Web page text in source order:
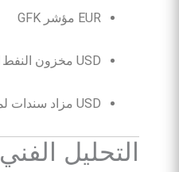
EUR مؤشر GFK
USD مخزون النفط الخام
USD مزاد سندات لمدة 5 سنوات
التحليل الفني